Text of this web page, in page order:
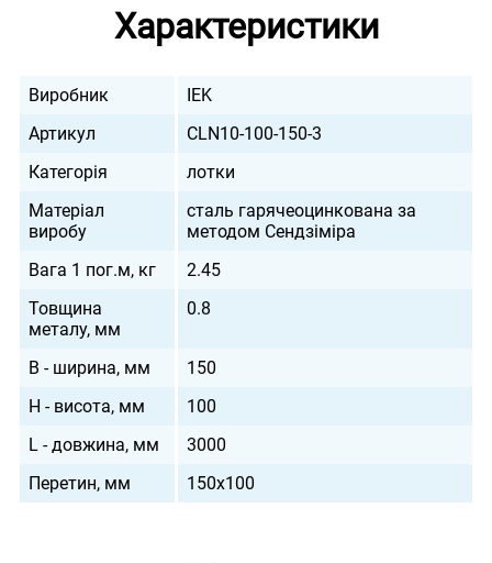
Характеристики
Виробник
IEK
Артикул
CLN10-100-150-3
Категорія
лотки
Матеріал
виробу
сталь гарячеоцинкована за
методом Сендзіміра
Вага 1 пог.м, кг
2.45
Товщина
металу, мм
0.8
B - ширина, мм
150
H - висота, мм
100
L - довжина, мм
3000
Перетин, мм
150х100